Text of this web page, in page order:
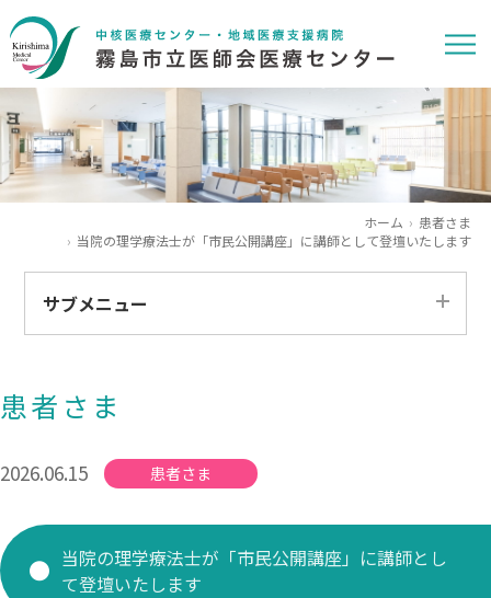
ホーム
患者さま
当院の理学療法士が「市民公開講座」に講師として登壇いたします
サブメニュー
患者さま
医療関係者
研修医 お知らせ
患者さま
2026.06.15 患者さま
当院の理学療法士が「市民公開講座」に講師とし
て登壇いたします